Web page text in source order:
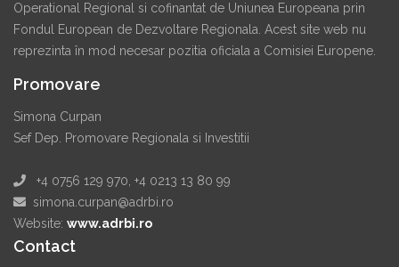
Operational Regional si cofinantat de Uniunea Europeana prin
Fondul European de Dezvoltare Regionala. Acest site web nu
reprezinta în mod necesar pozitia oficiala a Comisiei Europene.
Promovare
Simona Curpan
Sef Dep. Promovare Regionala si Investitii
+4 0756 129 970, +4 0213 13 80 99
simona.curpan@adrbi.ro
Website: www.adrbi.ro
Contact